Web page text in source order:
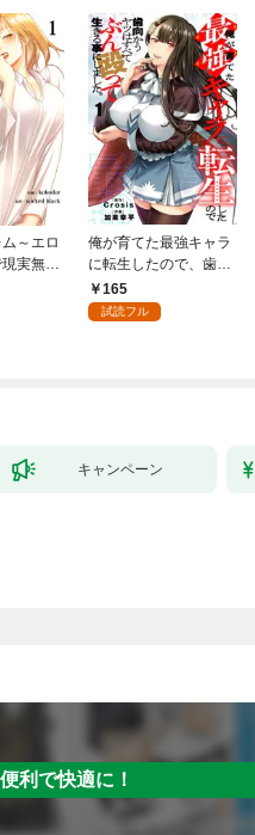
～エロ
実無双
俺が育てた最強キャラ
に転生したので、歯向
かうヤツはすべてぶん
殴って生きる事にしま
165
試読フル
キャンペーン
利で快適に！